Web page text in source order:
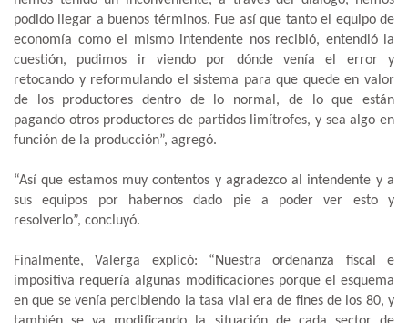
podido llegar a buenos términos. Fue así que tanto el equipo de
economía como el mismo intendente nos recibió, entendió la
cuestión, pudimos ir viendo por dónde venía el error y
retocando y reformulando el sistema para que quede en valor
de los productores dentro de lo normal, de lo que están
pagando otros productores de partidos limítrofes, y sea algo en
función de la producción”, agregó.
“Así que estamos muy contentos y agradezco al intendente y a
sus equipos por habernos dado pie a poder ver esto y
resolverlo”, concluyó.
Finalmente, Valerga explicó: “Nuestra ordenanza fiscal e
impositiva requería algunas modificaciones porque el esquema
en que se venía percibiendo la tasa vial era de fines de los 80, y